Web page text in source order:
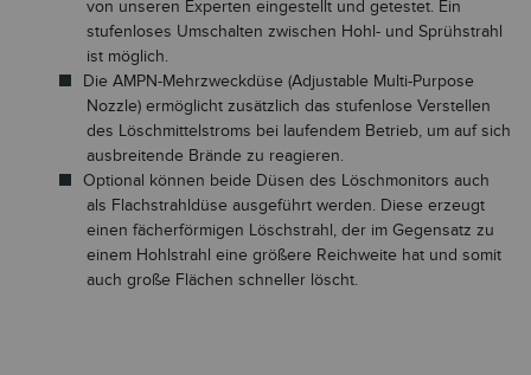
von unseren Experten eingestellt und getestet. Ein
stufenloses Umschalten zwischen Hohl- und Sprühstrahl
ist möglich.
Die AMPN-Mehrzweckdüse (Adjustable Multi-Purpose
Nozzle) ermöglicht zusätzlich das stufenlose Verstellen
des Löschmittelstroms bei laufendem Betrieb, um auf sich
ausbreitende Brände zu reagieren.
Optional können beide Düsen des Löschmonitors auch
als Flachstrahldüse ausgeführt werden. Diese erzeugt
einen fächerförmigen Löschstrahl, der im Gegensatz zu
einem Hohlstrahl eine größere Reichweite hat und somit
auch große Flächen schneller löscht.